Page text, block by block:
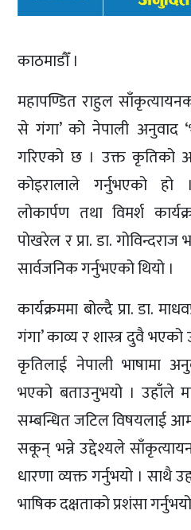
काठमाडौँ ।
महापण्डित राहुल
से गंगा’ को नेपाली अनुवाद
गरिएको छ । उक्त कृतिको
कोइरालाले गर्नुभएको हो
लोकार्पण तथा विमर्श
पोखरेल र प्रा. डा.
सार्वजनिक गर्नुभएको थियो ।
कार्यक्रममा बोल्दै प्रा. डा.
गंगा’ काव्य र शास्त्र दुवै
कृतिलाई नेपाली भाषामा
भएको बताउनुभयो । उहाँले
सम्बन्धित जटिल विषयलाई
सकून् भन्ने उद्देश्यले
धारणा व्यक्त गर्नुभयो । साथै
भाषिक दक्षताको प्रशंसा